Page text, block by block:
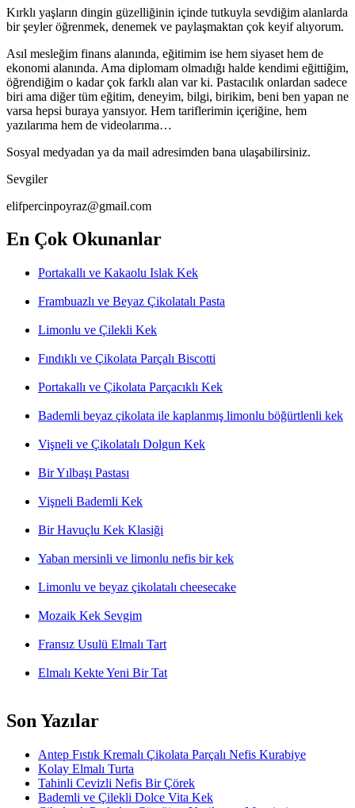
Kırklı yaşların dingin güzelliğinin içinde tutkuyla sevdiğim alanlarda
bir şeyler öğrenmek, denemek ve paylaşmaktan çok keyif alıyorum.
Asıl mesleğim finans alanında, eğitimim ise hem siyaset hem de
ekonomi alanında. Ama diplomam olmadığı halde kendimi eğittiğim,
öğrendiğim o kadar çok farklı alan var ki. Pastacılık onlardan sadece
biri ama diğer tüm eğitim, deneyim, bilgi, birikim, beni ben yapan ne
varsa hepsi buraya yansıyor. Hem tariflerimin içeriğine, hem
yazılarıma hem de videolarıma…
Sosyal medyadan ya da mail adresimden bana ulaşabilirsiniz.
Sevgiler
elifpercinpoyraz@gmail.com
En Çok Okunanlar
Portakallı ve Kakaolu Islak Kek
Frambuazlı ve Beyaz Çikolatalı Pasta
Limonlu ve Çilekli Kek
Fındıklı ve Çikolata Parçalı Biscotti
Portakallı ve Çikolata Parçacıklı Kek
Bademli beyaz çikolata ile kaplanmış limonlu böğürtlenli kek
Vişneli ve Çikolatalı Dolgun Kek
Bir Yılbaşı Pastası
Vişneli Bademli Kek
Bir Havuçlu Kek Klasiği
Yaban mersinli ve limonlu nefis bir kek
Limonlu ve beyaz çikolatalı cheesecake
Mozaik Kek Sevgim
Fransız Usulü Elmalı Tart
Elmalı Kekte Yeni Bir Tat
Son Yazılar
Antep Fıstık Kremalı Çikolata Parçalı Nefis Kurabiye
Kolay Elmalı Turta
Tahinli Cevizli Nefis Bir Çörek
Bademli ve Çilekli Dolce Vita Kek